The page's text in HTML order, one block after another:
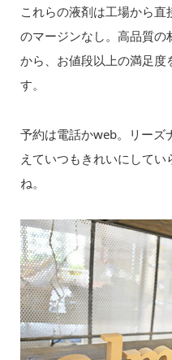
これらの液剤は工場から
のマージンなし。高品質
から、お値段以上の満足
す。
予約は電話かweb。リーズ
えていつもきれいにして
ね。